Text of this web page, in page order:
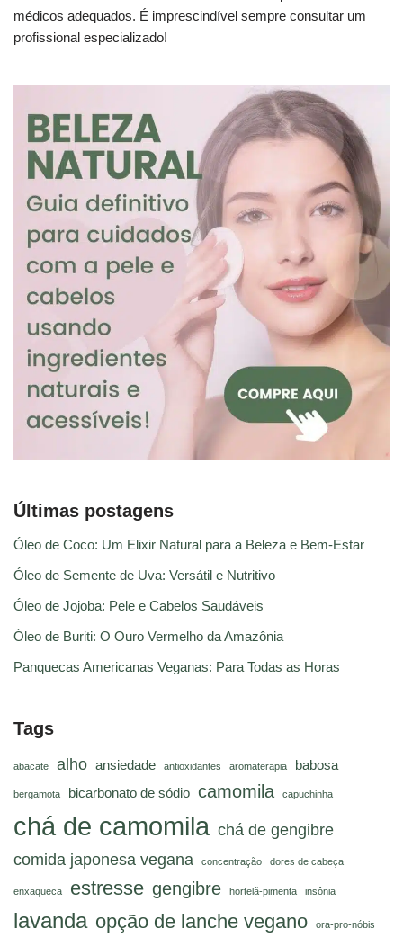
médicos adequados. É imprescindível sempre consultar um
profissional especializado!
Últimas postagens
Óleo de Coco: Um Elixir Natural para a Beleza e Bem-Estar
Óleo de Semente de Uva: Versátil e Nutritivo
Óleo de Jojoba: Pele e Cabelos Saudáveis
Óleo de Buriti: O Ouro Vermelho da Amazônia
Panquecas Americanas Veganas: Para Todas as Horas
Tags
abacate alho ansiedade antioxidantes aromaterapia babosa
bergamota bicarbonato de sódio camomila capuchinha
chá de camomila chá de gengibre
comida japonesa vegana
concentração dores de cabeça
enxaqueca estresse gengibre hortelã-pimenta insônia
lavanda opção de lanche vegano ora-pro-nóbis